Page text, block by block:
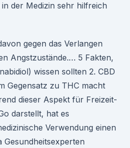
der Medizin sehr hilfreich
gegen das Verlangen
Angstzustände.… 5 Fakten,
wissen sollten 2. CBD
Gegensatz zu THC macht
dieser Aspekt für Freizeit-
darstellt, hat es
Verwendung einen
Gesundheitsexperten